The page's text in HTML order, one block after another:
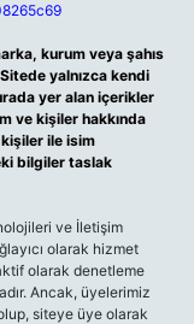
kurum veya şahıs
yalnızca kendi
yer alan içerikler
ve kişiler hakkında
kişiler ile isim
bilgiler taslak
ve İletişim
olarak hizmet
olarak denetleme
Ancak, üyelerimiz
siteye üye olarak